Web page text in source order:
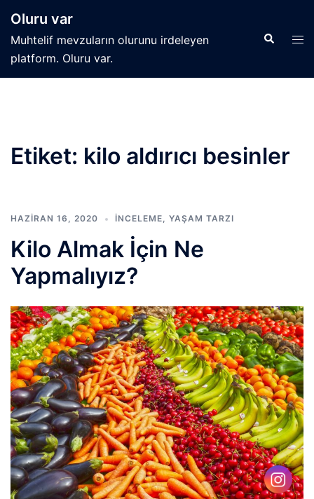
atlaOluru var
Muhtelif mevzuların olurunu irdeleyen
platform. Oluru var.
Search
Etiket: kilo aldırıcı besinler
HAZIRAN 16, 2020 İNCELEME, YAŞAM TARZI
Kilo Almak İçin Ne
Yapmalıyız?